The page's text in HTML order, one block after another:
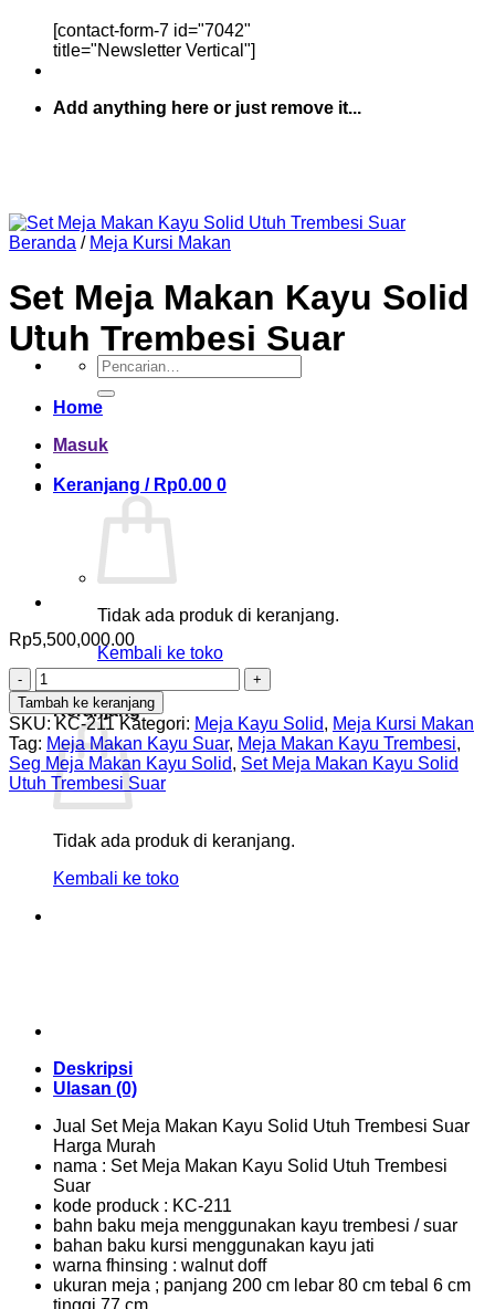
[contact-form-7 id="7042"
title="Newsletter Vertical"]
Add anything here or just remove it...
Pencarian
untuk:
Home
Masuk
Keranjang / Rp0.00 0
Tidak ada produk di keranjang.
Kembali ke toko
0
Keranjang
Tidak ada produk di keranjang.
Kembali ke toko
Beranda / Meja Kursi Makan
Set Meja Makan Kayu Solid
Utuh Trembesi Suar
Rp5,500,000.00
Kuantitas
Set
Meja
Makan
Kayu
Solid
Utuh
Trembesi
Suar
Tambah ke keranjang
SKU: KC-211 Kategori: Meja Kayu Solid, Meja Kursi Makan
Tag: Meja Makan Kayu Suar, Meja Makan Kayu Trembesi,
Seg Meja Makan Kayu Solid, Set Meja Makan Kayu Solid
Utuh Trembesi Suar
Deskripsi
Ulasan (0)
Jual Set Meja Makan Kayu Solid Utuh Trembesi Suar
Harga Murah
nama : Set Meja Makan Kayu Solid Utuh Trembesi
Suar
kode produck : KC-211
bahn baku meja menggunakan kayu trembesi / suar
bahan baku kursi menggunakan kayu jati
warna fhinsing : walnut doff
ukuran meja ; panjang 200 cm lebar 80 cm tebal 6 cm